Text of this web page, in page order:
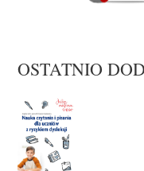
OSTATNIO